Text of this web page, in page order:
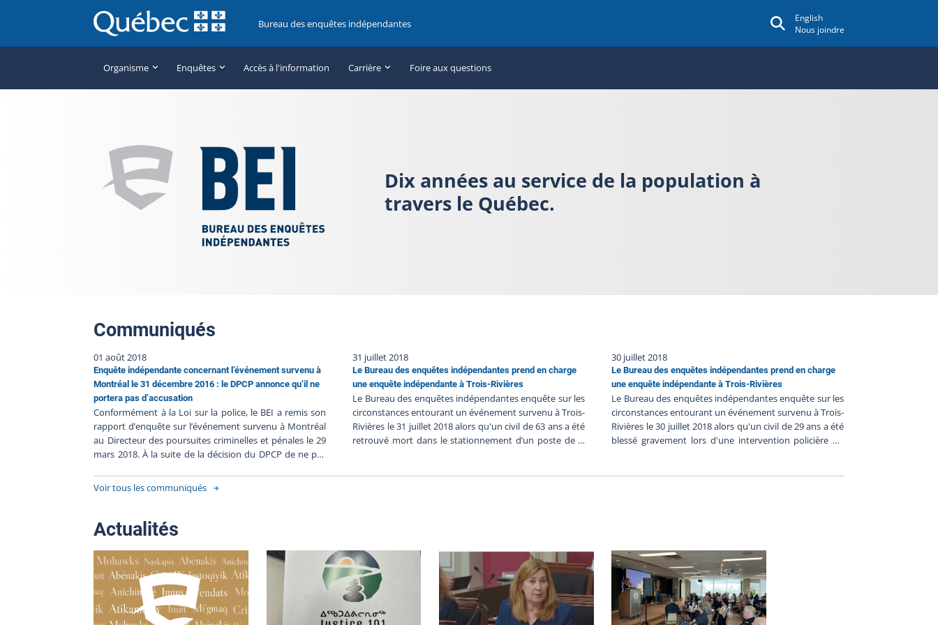
Bureau des enquêtes indépendantes
English
Nous joindre
Organisme Enquêtes Accès à l'information Carrière Foire aux questions
Dix années au service de la population à
travers le Québec.
Communiqués
01 août 2018
Enquête indépendante concernant l’événement survenu à
Montréal le 31 décembre 2016 : le DPCP annonce qu’il ne
portera pas d’accusation
Conformément à la Loi sur la police, le BEI a remis son
rapport d’enquête sur l’événement survenu à Montréal
au Directeur des poursuites criminelles et pénales le 29
mars 2018. À la suite de la décision du DPCP de ne pas
ferme le dossier BEI-2016-020. Puisque des accusations
ont été portées contre une personne civile impliquée
toujours devant les tribunaux, le BEI ne rendra pas
publiques davantage d’informations pour le moment
afin de ne pas nuire à l’équité et à l’intégrité du
processus judiciaire. Le bilan d’enquête suivant la
procédure habituelle sera publié lorsque ces procédures
criminelles seront terminées. Le Bureau des enquêtes
indépendantes a pour mission de faire enquête dans
tous les cas où une personne autre qu’un policier en
31 juillet 2018
Le Bureau des enquêtes indépendantes prend en charge
une enquête indépendante à Trois-Rivières
Le Bureau des enquêtes indépendantes enquête sur les
circonstances entourant un événement survenu à Trois-
Rivières le 31 juillet 2018 alors qu'un civil de 63 ans a été
retrouvé mort dans le stationnement d’un poste de la
des propos inquiétants- Il aurait dit être suivi et aurait
demandé l’aide des policiers- Il aurait refusé de se
rendre à l’hôpital et aurait affirmé que si les policiers ne
pouvaient pas l’aider, il règlerait son problème lui-
même- Ce matin, le 31 juillet, l’homme en question
aurait été retrouvé mort dans une voiture stationnée
30 juillet 2018
Le Bureau des enquêtes indépendantes prend en charge
une enquête indépendante à Trois-Rivières
Le Bureau des enquêtes indépendantes enquête sur les
circonstances entourant un événement survenu à Trois-
Rivières le 30 juillet 2018 alors qu'un civil de 29 ans a été
blessé gravement lors d'une intervention policière du
aurait suivi le motocycliste et aurait noté une conduite
téméraire de sa part- Le patrouilleur aurait alors
actionné les gyrophares de sa voiture- La moto serait
entrée en collision avec une voiture conduite par un civil
peu de temps après- Le motocycliste aurait subi des
blessures graves, mais on ne craindrait pas pour sa vie-
Voir tous les communiqués
Actualités